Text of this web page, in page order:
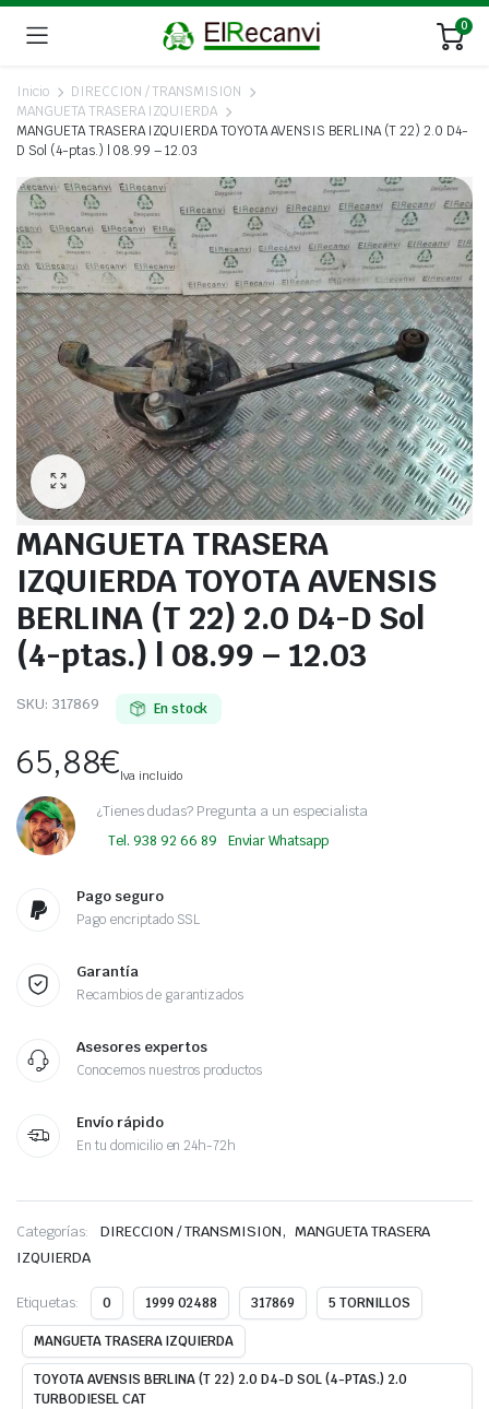
0
Inicio
DIRECCION / TRANSMISION
MANGUETA TRASERA IZQUIERDA
MANGUETA TRASERA IZQUIERDA TOYOTA AVENSIS BERLINA (T 22) 2.0 D4-
D Sol (4-ptas.) | 08.99 – 12.03
MANGUETA TRASERA
IZQUIERDA TOYOTA AVENSIS
BERLINA (T 22) 2.0 D4-D Sol
(4-ptas.) | 08.99 – 12.03
SKU: 317869 En stock
65,88€Iva incluido
¿Tienes dudas? Pregunta a un especialista
Tel. 938 92 66 89 Enviar Whatsapp
Pago seguro
Pago encriptado SSL
Garantía
Recambios de garantizados
Asesores expertos
Conocemos nuestros productos
Envío rápido
En tu domicilio en 24h-72h
Categorías: DIRECCION / TRANSMISION, MANGUETA TRASERA
IZQUIERDA
Etiquetas: 0 1999 02488 317869 5 TORNILLOS
MANGUETA TRASERA IZQUIERDA
TOYOTA AVENSIS BERLINA (T 22) 2.0 D4-D SOL (4-PTAS.) 2.0
TURBODIESEL CAT